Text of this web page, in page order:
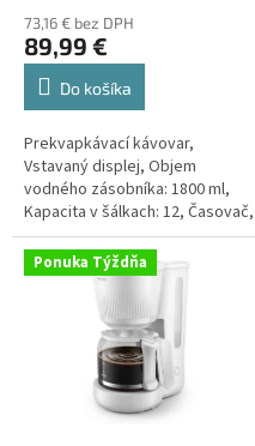
73,16 € bez DPH
89,99 €
Do košíka
Prekvapkávací kávovar,
Vstavaný displej, Objem
vodného zásobníka: 1800 ml,
Kapacita v šálkach: 12, Časovač,
Uchovanie teploty, Automatické
vypnutie,
Ponuka Týždňa